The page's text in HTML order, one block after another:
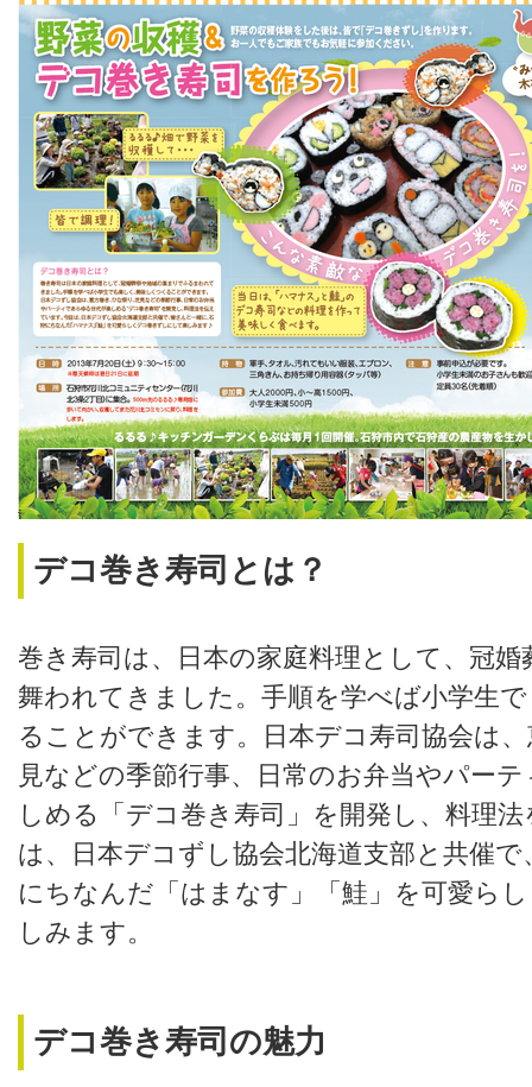
デコ巻き寿司とは？
巻き寿司は、日本の家庭料理として、冠
舞われてきました。手順を学べば小学生
ることができます。日本デコ寿司協会は
見などの季節行事、日常のお弁当やパー
しめる「デコ巻き寿司」を開発し、料理
は、日本デコずし協会北海道支部と共催
にちなんだ「はまなす」「鮭」を可愛ら
しみます。
デコ巻き寿司の魅力